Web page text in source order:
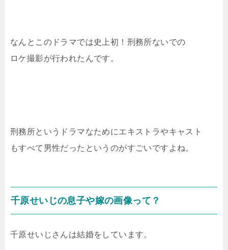
なんとこのドラマでは史上初！刑務所ないでの
ロケ撮影が行われたんです。
刑務所というドラマなためにエキストラやキャスト
もすべて男性だったというのがすごいですよね。
千原せいじの息子や嫁の画像って？
千原せいじさんは結婚をしています。